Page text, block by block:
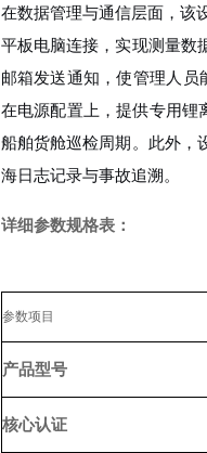
在数据管理与通信层面，该
平板电脑连接，实现测量数
邮箱发送通知，使管理人员
在电源配置上，提供专用锂
船舶货舱巡检周期。此外，
海日志记录与事故追溯。
详细参数规格表：
参数项目
产品型号
核心认证